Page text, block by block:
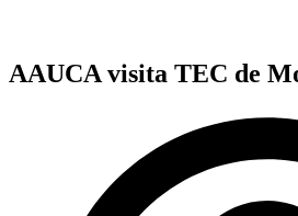
AAUCA visita TEC de